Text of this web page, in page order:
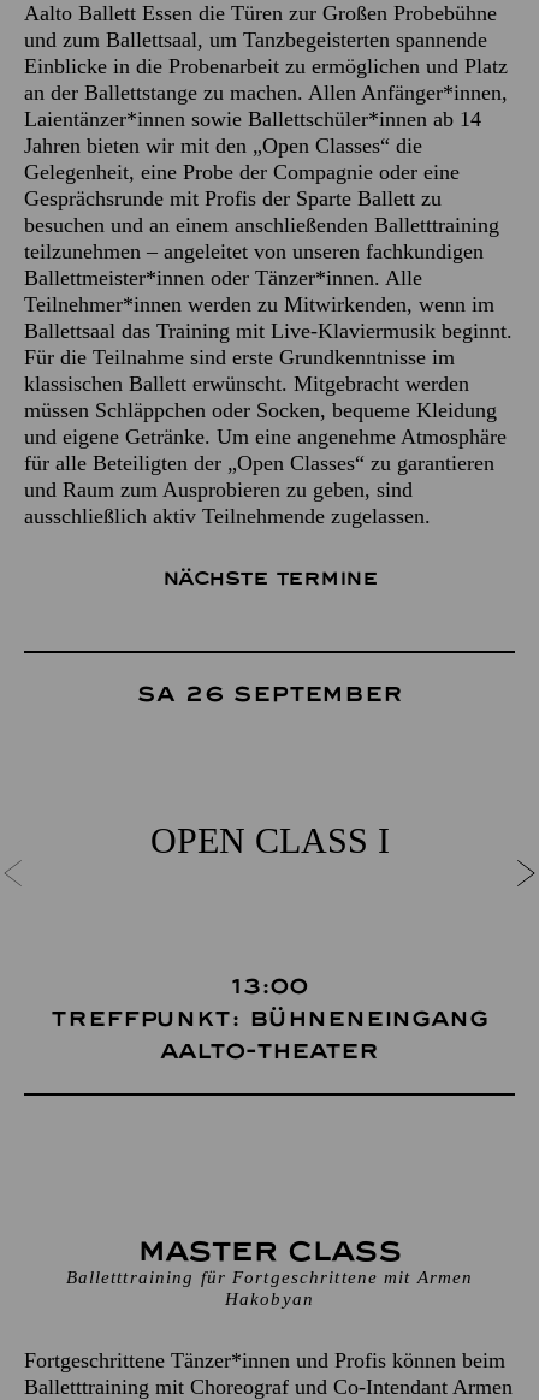
Aalto Ballett Essen die Türen zur Großen Probebühne
und zum Ballettsaal, um Tanzbegeisterten spannende
Einblicke in die Probenarbeit zu ermöglichen und Platz
an der Ballettstange zu machen. Allen Anfänger*innen,
Laientänzer*innen sowie Ballettschüler*innen ab 14
Jahren bieten wir mit den „Open Classes“ die
Gelegenheit, eine Probe der Compagnie oder eine
Gesprächsrunde mit Profis der Sparte Ballett zu
besuchen und an einem anschließenden Balletttraining
teilzunehmen – angeleitet von unseren fachkundigen
Ballettmeister*innen oder Tänzer*innen. Alle
Teilnehmer*innen werden zu Mitwirkenden, wenn im
Ballettsaal das Training mit Live-Klaviermusik beginnt.
Für die Teilnahme sind erste Grundkenntnisse im
klassischen Ballett erwünscht. Mitgebracht werden
müssen Schläppchen oder Socken, bequeme Kleidung
und eigene Getränke. Um eine angenehme Atmosphäre
für alle Beteiligten der „Open Classes“ zu garantieren
und Raum zum Ausprobieren zu geben, sind
ausschließlich aktiv Teilnehmende zugelassen.
Nächste Termine
Sa 26 September
OPEN CLASS I
13:00
Treffpunkt: Bühneneingang
Aalto-Theater
Master Class
Balletttraining für Fortgeschrittene mit Armen
Hakobyan
Fortgeschrittene Tänzer*innen und Profis können beim
Balletttraining mit Choreograf und Co-Intendant Armen